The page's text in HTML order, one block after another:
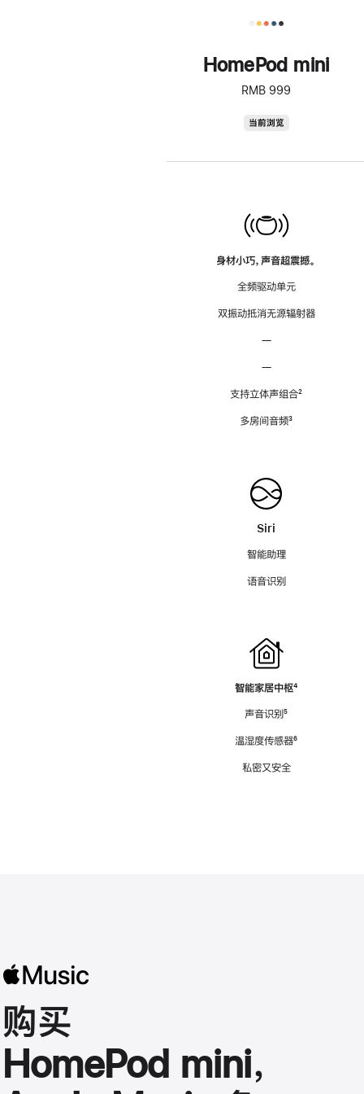
HomePod mini
RMB 999
当前浏览
身材小巧，声音超震撼。
全频驱动单元
双振动抵消无源辐射器
—
—
支持立体声组合脚
²
多房间音频脚
³
Siri
智能助理
语音识别
智能家居中枢脚
⁴
声音识别脚
⁵
温湿度传感器脚
⁶
私密又安全
购买
HomePod mini，